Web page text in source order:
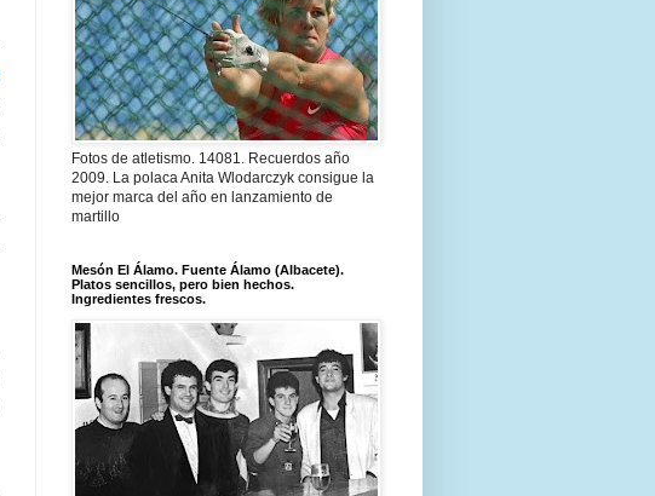
Fotos de atletismo. 14081. Recuerdos año
2009. La polaca Anita Wlodarczyk consigue la
mejor marca del año en lanzamiento de
martillo
Mesón El Álamo. Fuente Álamo (Albacete).
Platos sencillos, pero bien hechos.
Ingredientes frescos.